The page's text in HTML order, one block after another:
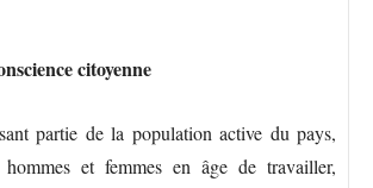
citoyenne
partie de la population active du pays,
et femmes en âge de travailler,